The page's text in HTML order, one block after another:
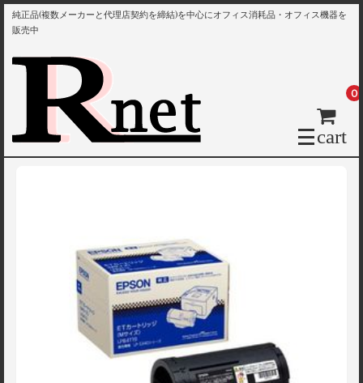
純正品(複数メーカーと代理店契約を締結)を中心にオフィス消耗品・オフィス機器を
販売中
cart
0